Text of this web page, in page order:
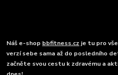
Náš e-shop bbfitness.cz je tu pro
verzí sebe sama až do posledního
začněte svou cestu k zdravému a